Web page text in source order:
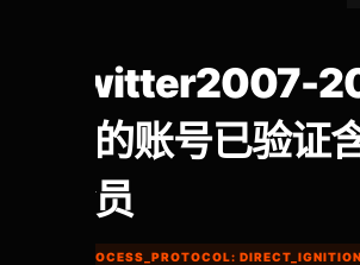
Twitter2007-
册的账号已验证
会员
PROCESS_PROTOCOL: DIRECT_IGNITION